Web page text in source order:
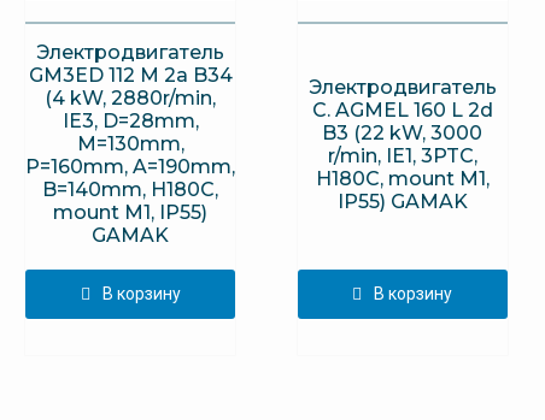
Электродвигатель
GM3ED 112 M 2a B34
(4 kW, 2880r/min,
IE3, D=28mm,
M=130mm,
P=160mm, A=190mm,
B=140mm, H180C,
mount M1, IP55)
GAMAK
В корзину
Электродвигатель
C. AGMEL 160 L 2d
B3 (22 kW, 3000
r/min, IE1, 3PTC,
H180C, mount M1,
IP55) GAMAK
В корзину